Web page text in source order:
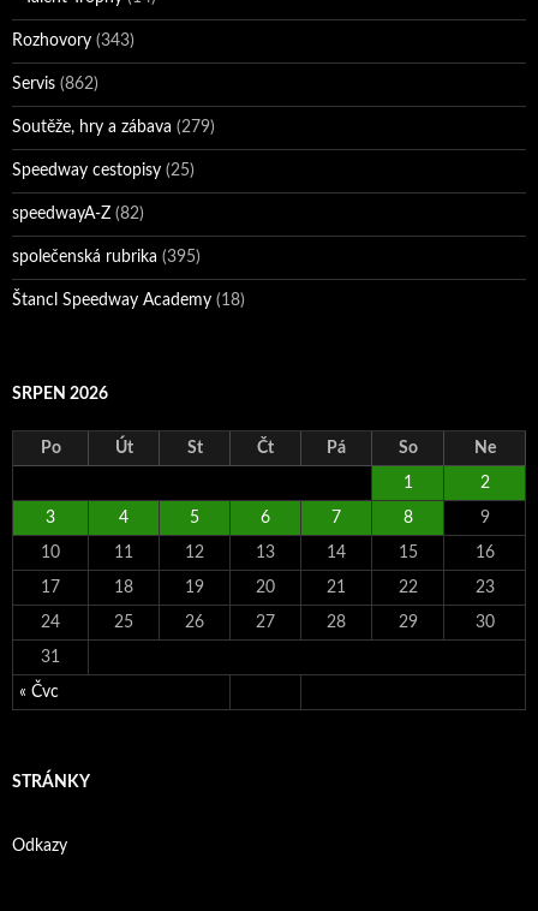
Rozhovory (343)
Servis (862)
Soutěže, hry a zábava (279)
Speedway cestopisy (25)
speedwayA-Z (82)
společenská rubrika (395)
Štancl Speedway Academy (18)
SRPEN 2026
Po Út St Čt Pá So Ne
« Čvc
1 2
3 4 5 6 7 8 9
10 11 12 13 14 15 16
17 18 19 20 21 22 23
24 25 26 27 28 29 30
31
STRÁNKY
Odkazy